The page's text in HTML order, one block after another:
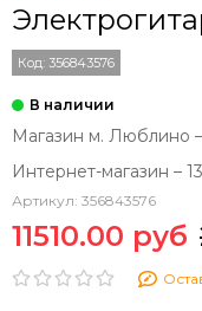
Код: 356843576
Магазин м. Люблино
Интернет-магазин –
Артикул: 356843576
11510.00 руб